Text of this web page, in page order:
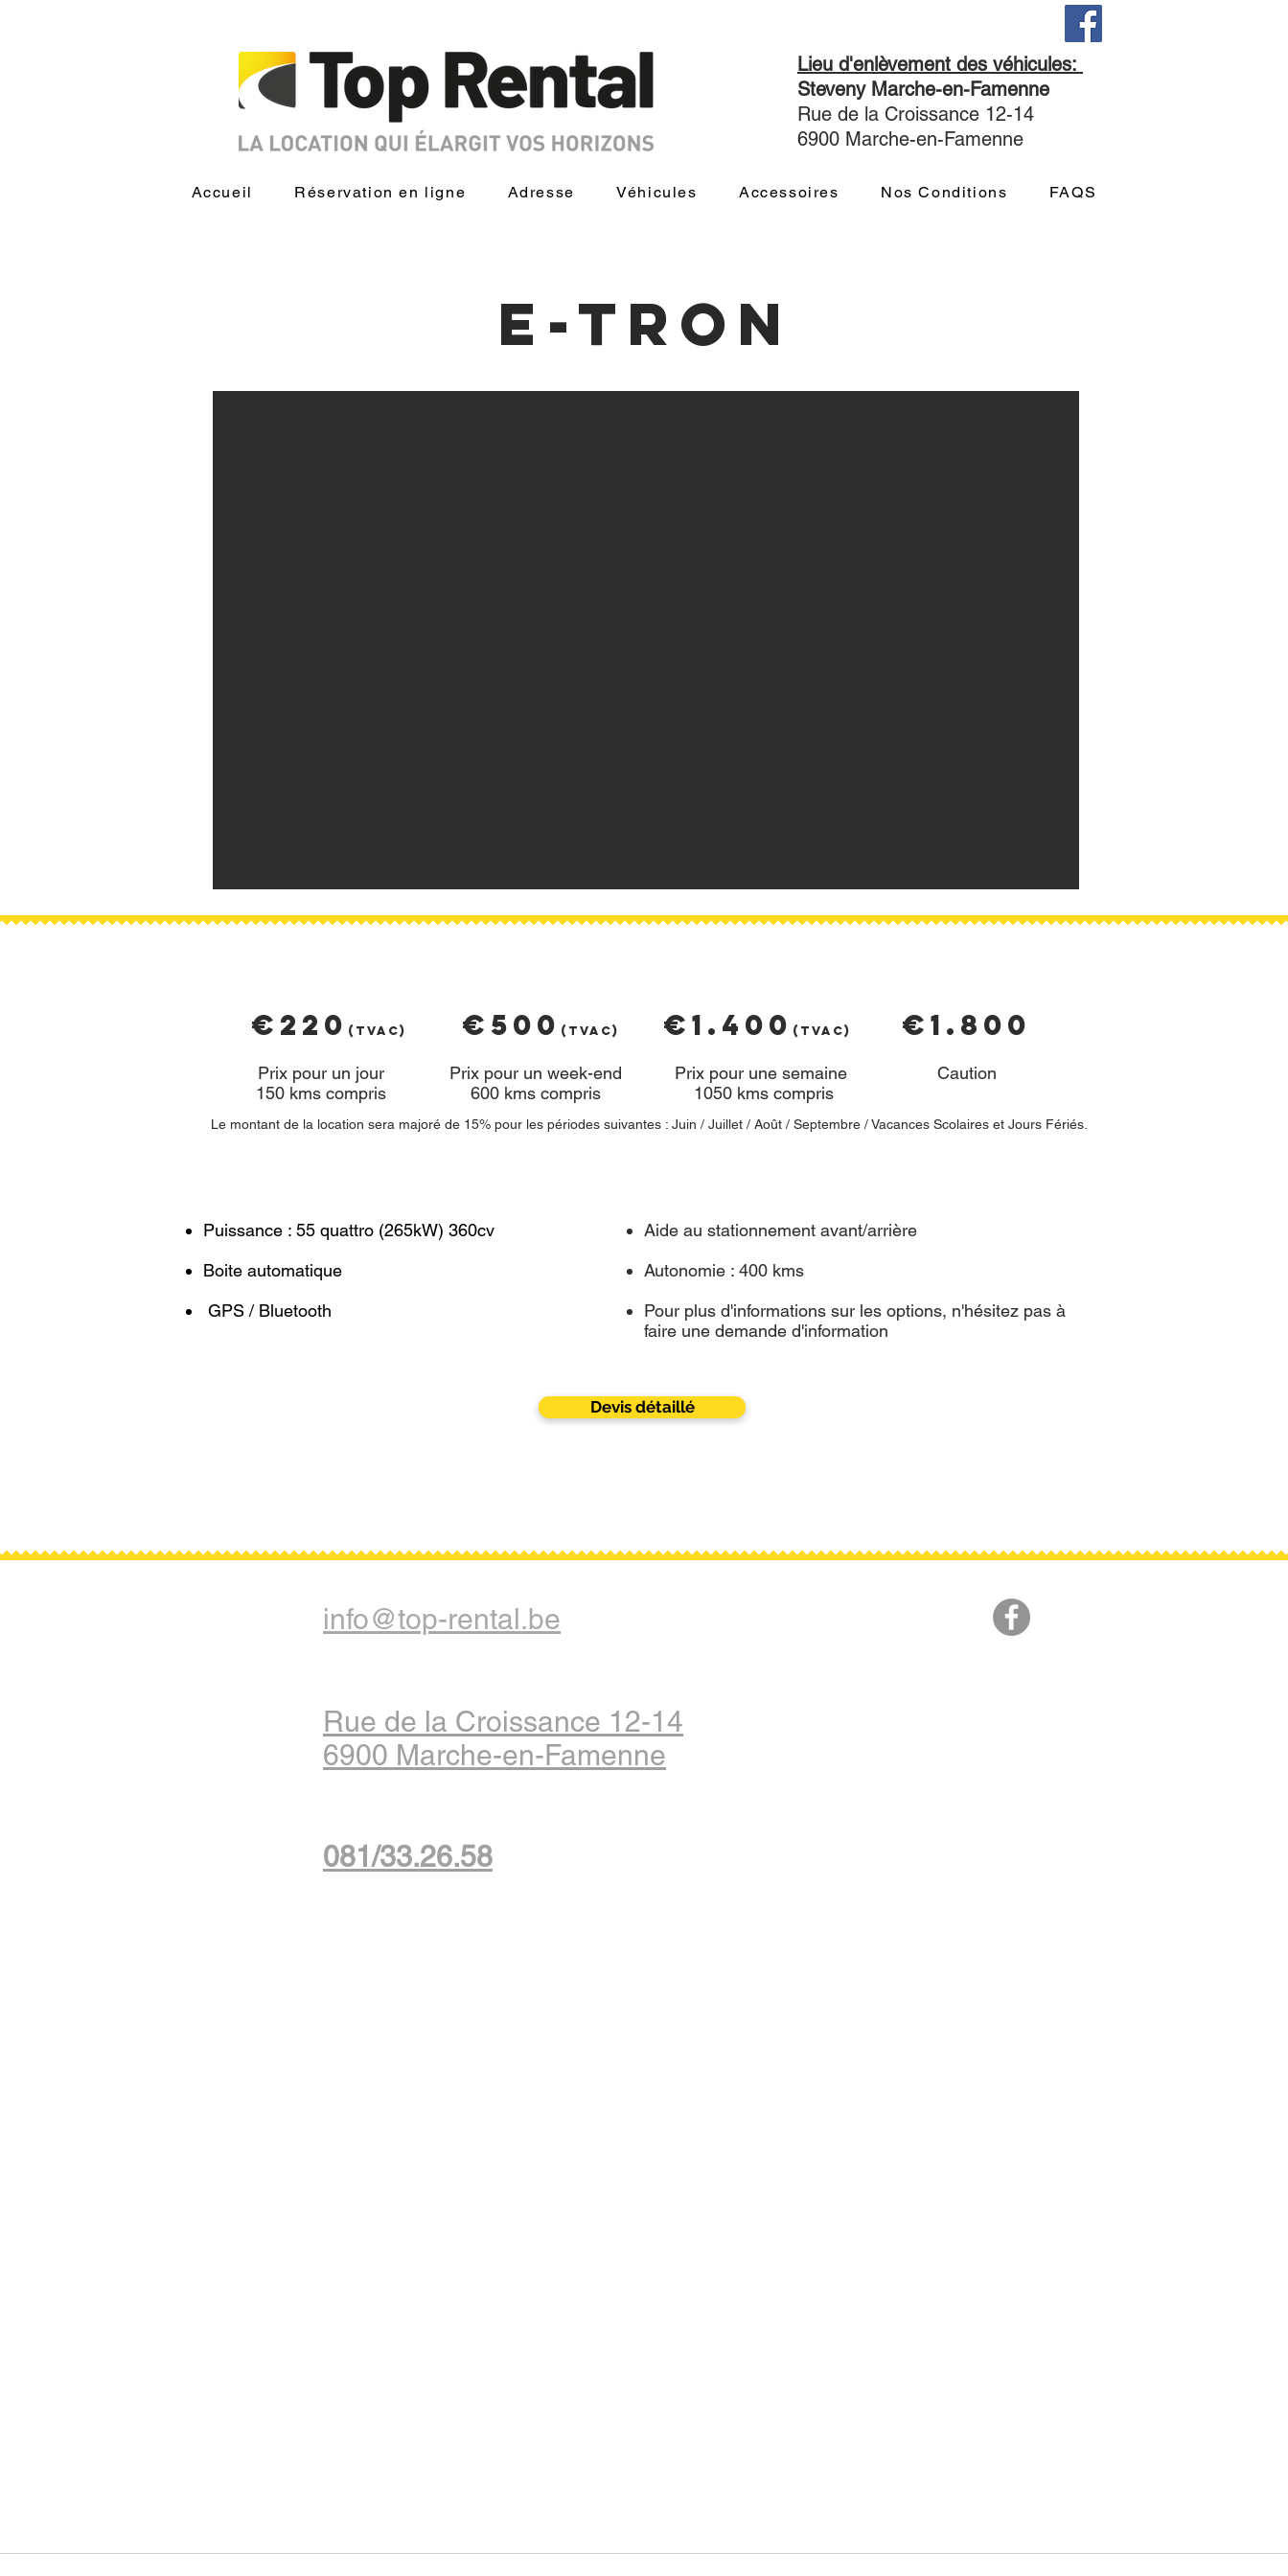
Lieu d'enlèvement des véhicules:
Steveny Marche-en-Famenne
Rue de la Croissance 12-14
6900 Marche-en-Famenne
Accueil Réservation en ligne Adresse Véhicules Accessoires Nos Conditions FAQS
e-tron
Prix pour un week-end
600 kms compris
Prix pour un jour
150 kms compris
€220 (T VAC) €500 (T VAC) €1.400 (T VAC)
Prix pour une semaine
1050 kms compris
Caution
€1.800
Le montant de la location sera majoré de 15% pour les périodes suivantes : Juin / Juillet / Août / Septembre / Vacances Scolaires et Jours Fériés.
Aide au stationnement avant/arrière​
Autonomie : 400 kms
Pour plus d'informations sur les options, n'hésitez pas à
faire une demande d'information
Puissance : 55 quattro (265kW) 360cv
Boite automatique
GPS / Bluetooth
Devis détaillé
info@top-rental.be
Rue de la Croissance 12-14
6900 Marche-en-Famenne
081/33.26.58